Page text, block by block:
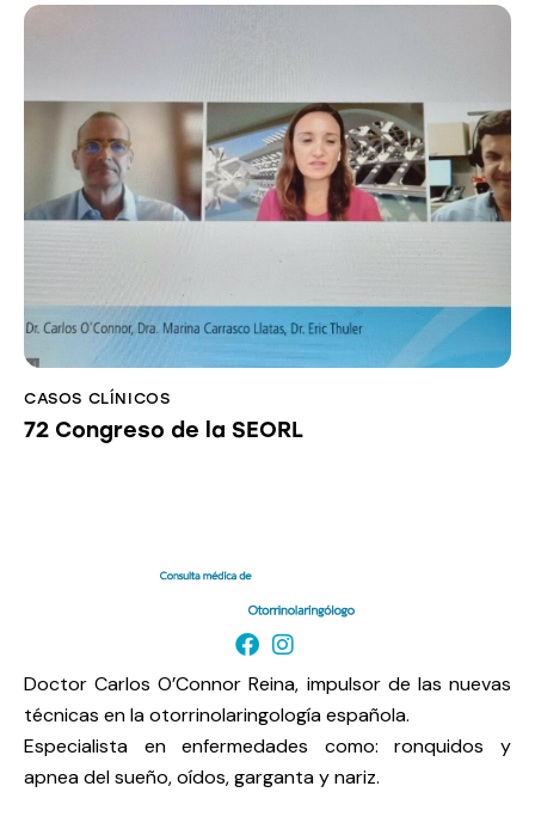
CASOS CLÍNICOS
72 Congreso de la SEORL
Doctor Carlos O’Connor Reina, impulsor de las nuevas
técnicas en la otorrinolaringología española.
Especialista en enfermedades como: ronquidos y
apnea del sueño, oídos, garganta y nariz.